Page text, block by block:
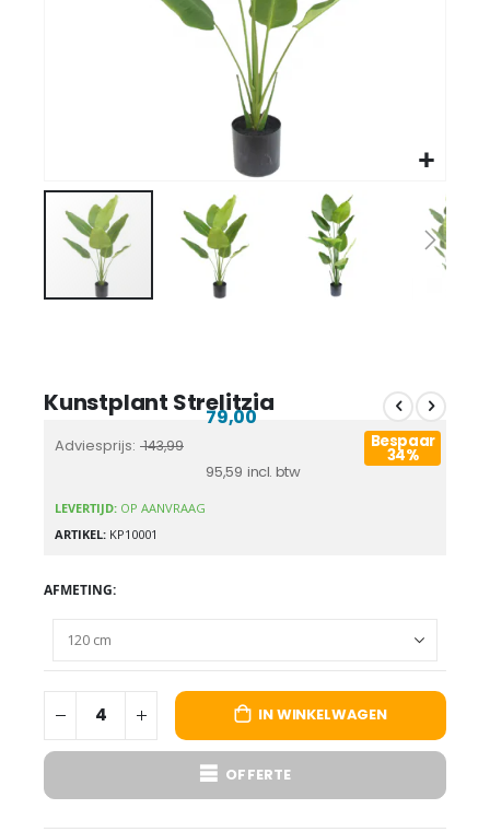
Kunstplant Strelitzia
Adviesprijs 143,99
95,59
79,00
Bespaar
34%
LEVERTIJD: OP AANVRAAG
ARTIKEL KP10001
AFMETING
IN WINKELWAGEN
OFFERTE